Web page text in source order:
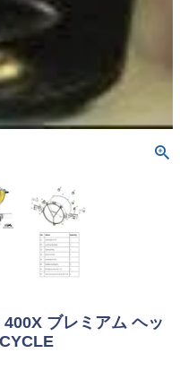
ブレミアム ヘッ